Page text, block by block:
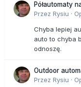
Półautomaty
Przez Rysiu ·
Chyba lepiej
auto to chyba
odnoszę.
Outdoor
Przez Rysiu ·